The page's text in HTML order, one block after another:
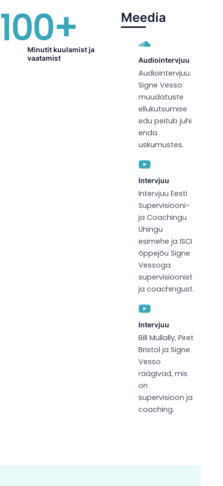
100+
Minutit kuulamist ja
vaatamist
Meedia
Audiointervjuu
Audiointervjuu.
Signe Vesso:
muudatuste
ellukutsumise
edu peitub juhi
enda
uskumustes.
Intervjuu
Intervjuu Eesti
Supervisiooni-
ja Coachingu
Ühingu
esimehe ja ISCI
õppejõu Signe
Vessoga
supervisioonist
ja coachingust.
Intervjuu
Bill Mullally, Piret
Bristol ja Signe
Vesso
räägivad, mis
on
supervisioon ja
coaching.